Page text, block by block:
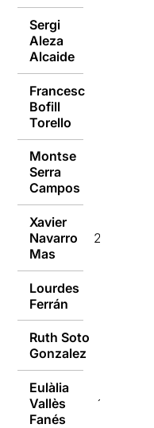
Sergi
Aleza
Alcaide
Francesc
Bofill
Torello
Montse
Serra
Campos
Xavier
Navarro
Mas
20/12/2016
Lourdes
Ferrán
Ruth Soto
Gonzalez
Eulàlia
Vallès
Fanés
19/12/2016